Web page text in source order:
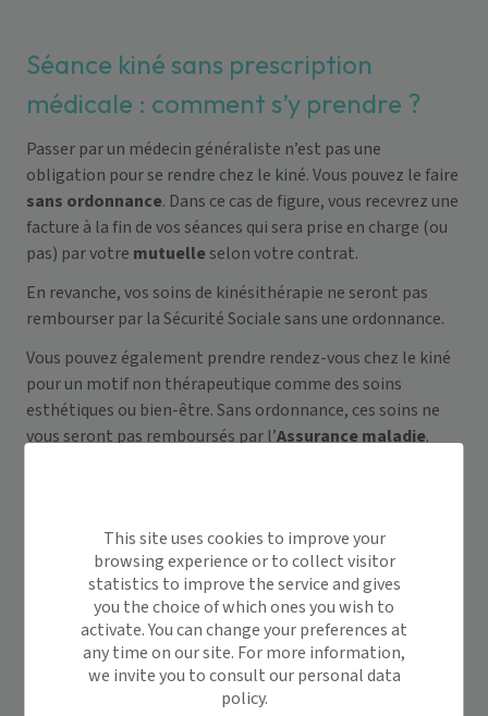
Séance kiné sans prescription
médicale : comment s’y prendre ?
Passer par un médecin généraliste n’est pas une
obligation pour se rendre chez le kiné. Vous pouvez le faire
sans ordonnance. Dans ce cas de figure, vous recevrez une
facture à la fin de vos séances qui sera prise en charge (ou
pas) par votre mutuelleselon votre contrat.
En revanche, vos soins de kinésithérapie ne seront pas
rembourser par la Sécurité Sociale sans une ordonnance.
Vous pouvez également prendre rendez-vous chez le kiné
pour un motif non thérapeutique comme des soins
esthétiques ou bien-être. Sans ordonnance, ces soins ne
vous seront pas remboursés par l’Assurance maladie.
Avec ou sans RDV, cette dernière est bien évidemment
remboursée au même titre qu’une consultation classique.
This site uses cookies to improve your
browsing experience or to collect visitor
statistics to improve the service and gives
you the choice of which ones you wish to
activate. You can change your preferences at
any time on our site. For more information,
we invite you to consult our personal data
policy.